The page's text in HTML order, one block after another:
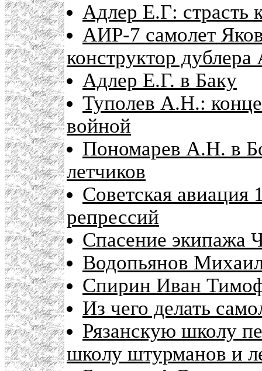
Адлер Е.Г: страсть
АИР-7 самолет
конструктор
Адлер Е.Г. в Баку
Туполев А.Н.:
войной
Пономарев А.Н. в
летчиков
Советская авиация
репрессий
Спасение экипажа
Водопьянов
Спирин Иван
Из чего делать
Рязанскую школу
школу штурманов и